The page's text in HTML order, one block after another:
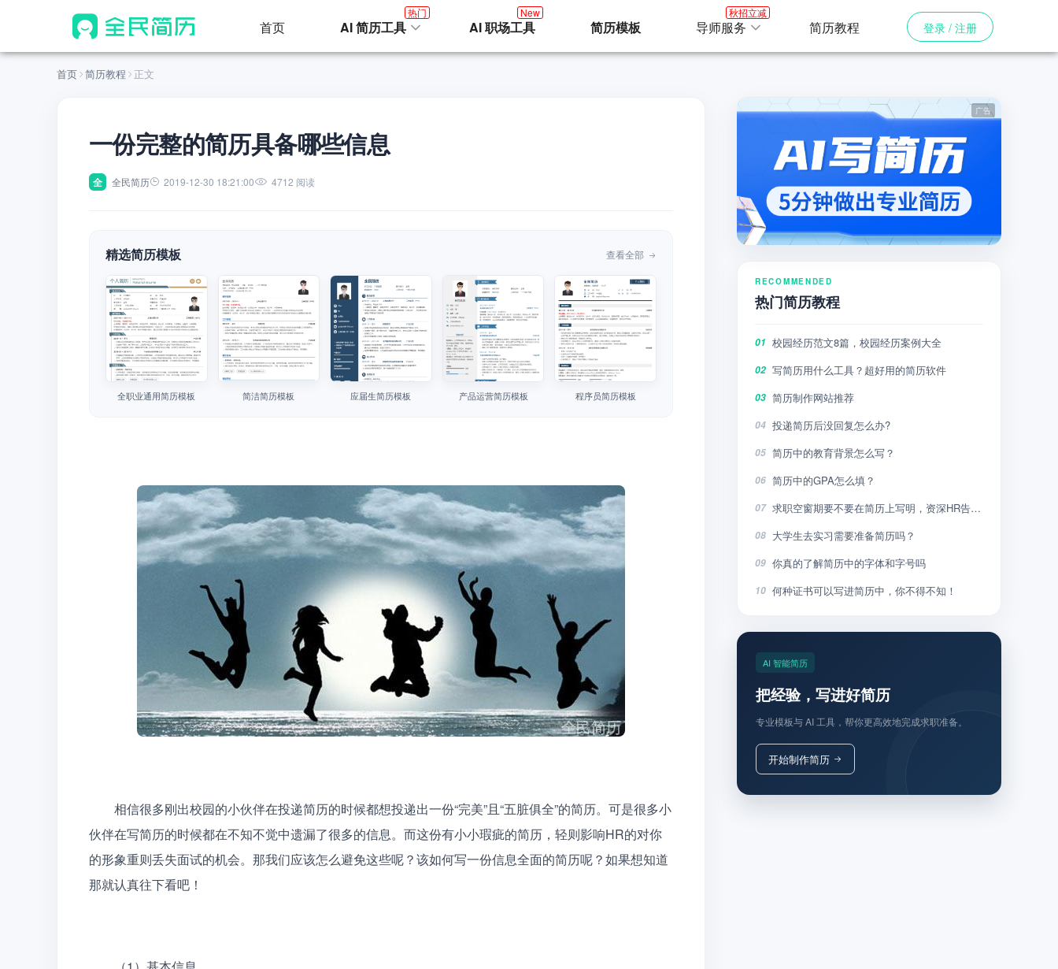
首页 AI 简历工具
热门
AI 职场工具
New
简历模板 导师服务
秋招立减
简历教程 登录 / 注册
首页 简历教程 正文
一份完整的简历具备哪些信息
全 全民简历 2019-12-30 18:21:00 4712 阅读
精选简历模板 查看全部
全职业通用简历模板 简洁简历模板 应届生简历模板 产品运营简历模板 程序员简历模板
相信很多刚出校园的小伙伴在投递简历的时候都想投递出一份“完美”且“五脏俱全”的简历。可是很多小
伙伴在写简历的时候都在不知不觉中遗漏了很多的信息。而这份有小小瑕疵的简历，轻则影响HR的对你
的形象重则丢失面试的机会。那我们应该怎么避免这些呢？该如何写一份信息全面的简历呢？如果想知道
那就认真往下看吧！
RECOMMENDED
热门简历教程
01 校园经历范文8篇，校园经历案例大全
02 写简历用什么工具？超好用的简历软件
03 简历制作网站推荐
04 投递简历后没回复怎么办?
05 简历中的教育背景怎么写？
06 简历中的GPA怎么填？
07 求职空窗期要不要在简历上写明，资深HR告诉你
08 大学生去实习需要准备简历吗？
09 你真的了解简历中的字体和字号吗
10 何种证书可以写进简历中，你不得不知！
AI 智能简历
把经验，写进好简历
专业模板与 AI 工具，帮你更高效地完成求职准备。
开始制作简历